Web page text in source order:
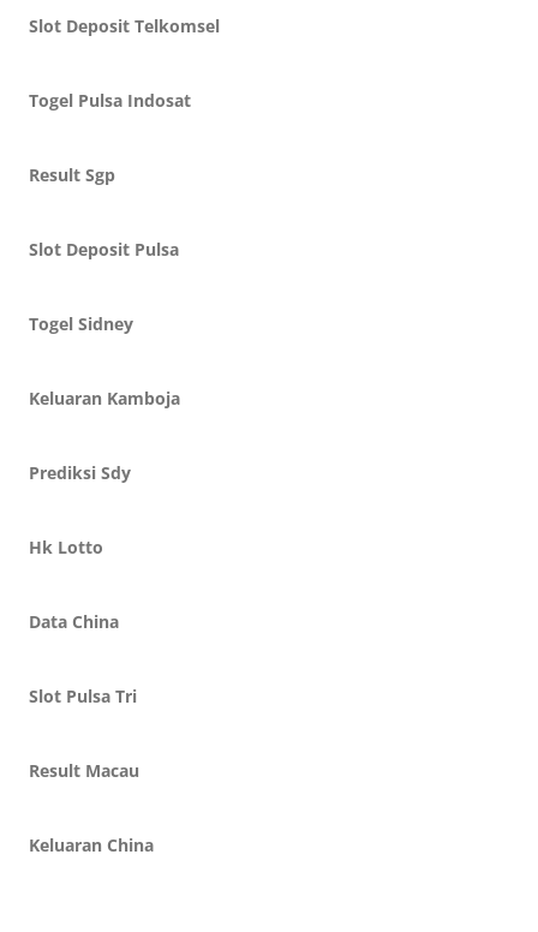
Slot Deposit Telkomsel
Togel Pulsa Indosat
Result Sgp
Slot Deposit Pulsa
Togel Sidney
Keluaran Kamboja
Prediksi Sdy
Hk Lotto
Data China
Slot Pulsa Tri
Result Macau
Keluaran China